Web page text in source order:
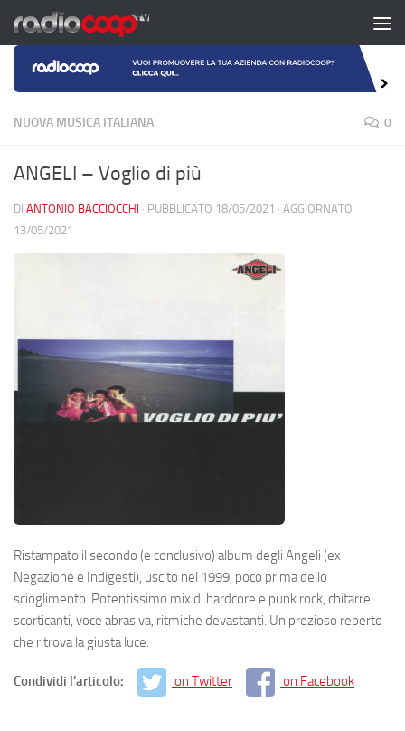
Salta al contenuto
NUOVA MUSICA ITALIANA 0
ANGELI – Voglio di più
DI ANTONIO BACCIOCCHI · PUBBLICATO 18/05/2021 · AGGIORNATO
13/05/2021
Ristampato il secondo (e conclusivo) album degli Angeli (ex
Negazione e Indigesti), uscito nel 1999, poco prima dello
scioglimento. Potentissimo mix di hardcore e punk rock, chitarre
scorticanti, voce abrasiva, ritmiche devastanti. Un prezioso reperto
che ritrova la giusta luce.
Condividi l'articolo: on Twitter on Facebook